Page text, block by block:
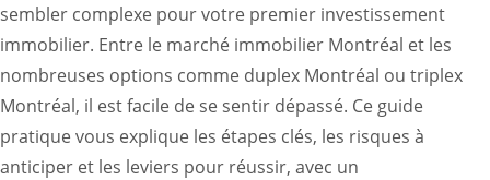
sembler complexe pour votre premier investissement
immobilier. Entre le marché immobilier Montréal et les
nombreuses options comme duplex Montréal ou triplex
Montréal, il est facile de se sentir dépassé. Ce guide
pratique vous explique les étapes clés, les risques à
anticiper et les leviers pour réussir, avec un